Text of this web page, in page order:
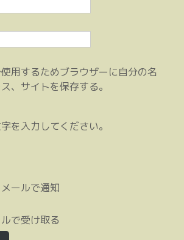
用するためブラウザーに自分の名
、サイトを保存する。
を入力してください。
ールで通知
で受け取る